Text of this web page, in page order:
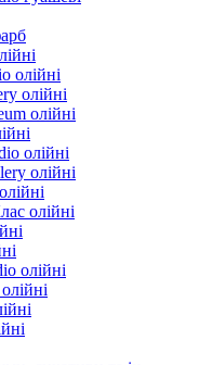
олійні
олійні
олійні
олійні
олійні
олійні
олійні